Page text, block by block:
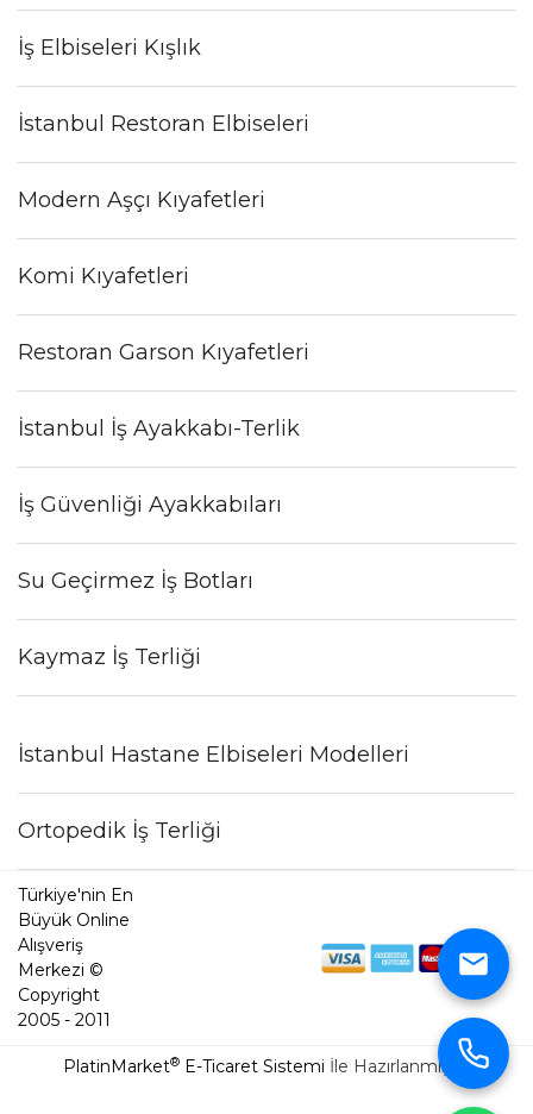
İş Elbiseleri Kışlık
İstanbul Restoran Elbiseleri
Modern Aşçı Kıyafetleri
Komi Kıyafetleri
Restoran Garson Kıyafetleri
İstanbul İş Ayakkabı-Terlik
İş Güvenliği Ayakkabıları
Su Geçirmez İş Botları
Kaymaz İş Terliği
İstanbul Hastane Elbiseleri Modelleri
Ortopedik İş Terliği
Türkiye'nin En
Büyük Online
Alışveriş
Merkezi ©
Copyright
2005 - 2011
PlatinMarket® E-Ticaret Sistemi İle Hazırlanmıştır.